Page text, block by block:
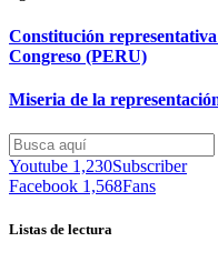
Constitución
Congreso (PERU)
Miseria de la
Youtube 1,230Subscriber
Facebook 1,568Fans
Listas de lectura